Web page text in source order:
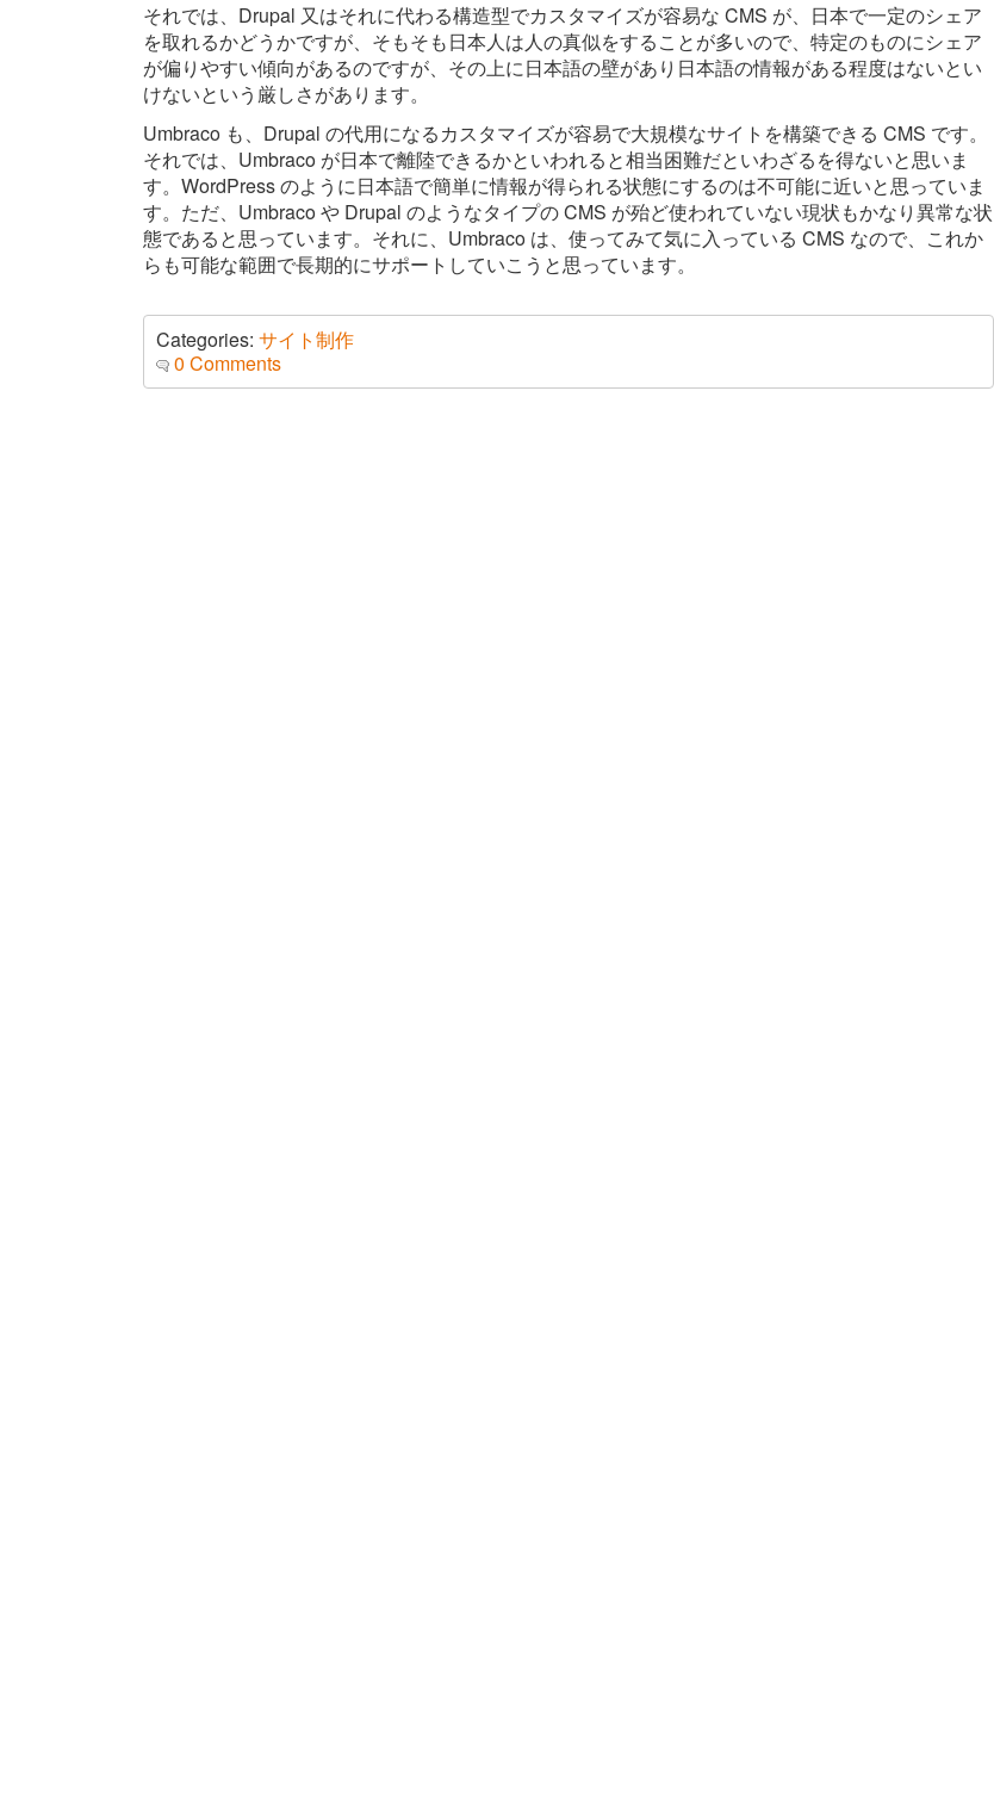
それでは、Drupal 又はそれに代わる構造型でカスタマイズが容易な CMS が、日本で一定のシェア
を取れるかどうかですが、そもそも日本人は人の真似をすることが多いので、特定のものにシェア
が偏りやすい傾向があるのですが、その上に日本語の壁があり日本語の情報がある程度はないとい
けないという厳しさがあります。
Umbraco も、Drupal の代用になるカスタマイズが容易で大規模なサイトを構築できる CMS です。
それでは、Umbraco が日本で離陸できるかといわれると相当困難だといわざるを得ないと思いま
す。WordPress のように日本語で簡単に情報が得られる状態にするのは不可能に近いと思っていま
す。ただ、Umbraco や Drupal のようなタイプの CMS が殆ど使われていない現状もかなり異常な状
態であると思っています。それに、Umbraco は、使ってみて気に入っている CMS なので、これか
らも可能な範囲で長期的にサポートしていこうと思っています。
Categories: サイト制作
0 Comments